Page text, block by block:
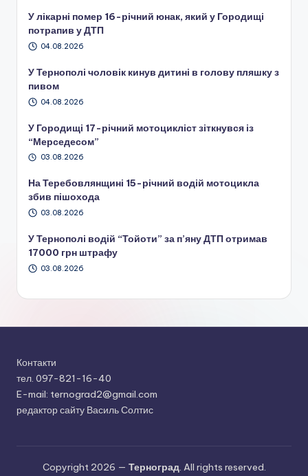
У лікарні помер 16-річний юнак, який у Городищі
потрапив у ДТП
04.08.2026
У Тернополі чоловік кинув дитині в голову пляшку з
пивом
04.08.2026
У Городищі 17-річний мотоцикліст зіткнувся із
“Мерседесом”
03.08.2026
На Теребовлянщині 15-річний водій мотоцикла
збив пішохода
03.08.2026
У Тернополі водій “Тойоти” за п’яну ДТП отримав
17000 грн штрафу
03.08.2026
Контакти
тел. 097-821-16-40
E-mail: ternograd2@gmail.com
редактор сайту Василь Солтис
Copyright 2026 — Терноград. All rights reserved.